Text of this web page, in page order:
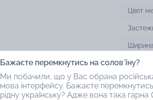
Цвет
Ширина
Бажаєте перемкнутись на соловʼїну?
Ми побачили, що у Вас обрана
мова інтерфейсу. Бажаєте
рідну українську? Адже вона така гарна